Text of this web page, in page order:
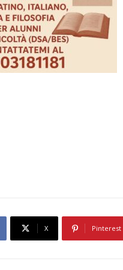
X Pinterest